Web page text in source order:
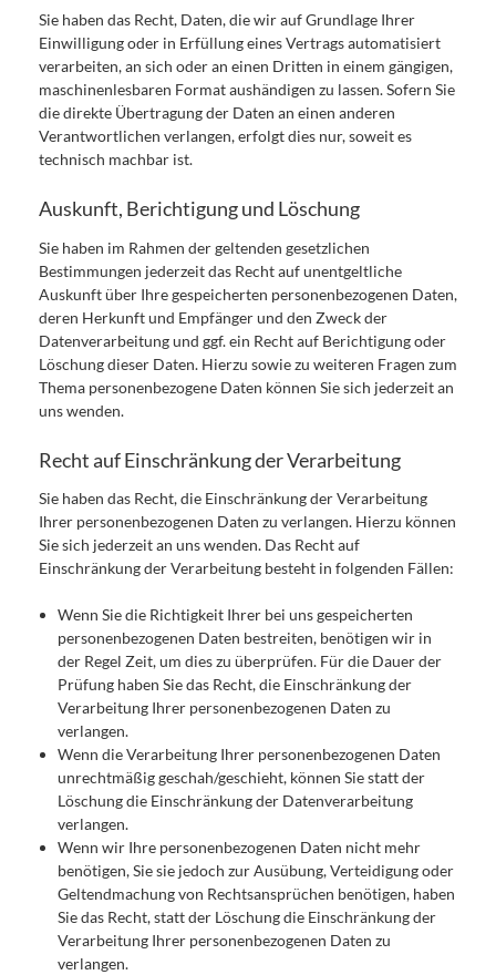
Sie haben das Recht, Daten, die wir auf Grundlage Ihrer
Einwilligung oder in Erfüllung eines Vertrags automatisiert
verarbeiten, an sich oder an einen Dritten in einem gängigen,
maschinenlesbaren Format aushändigen zu lassen. Sofern Sie
die direkte Übertragung der Daten an einen anderen
Verantwortlichen verlangen, erfolgt dies nur, soweit es
technisch machbar ist.
Auskunft, Berichtigung und Löschung
Sie haben im Rahmen der geltenden gesetzlichen
Bestimmungen jederzeit das Recht auf unentgeltliche
Auskunft über Ihre gespeicherten personenbezogenen Daten,
deren Herkunft und Empfänger und den Zweck der
Datenverarbeitung und ggf. ein Recht auf Berichtigung oder
Löschung dieser Daten. Hierzu sowie zu weiteren Fragen zum
Thema personenbezogene Daten können Sie sich jederzeit an
uns wenden.
Recht auf Einschränkung der Verarbeitung
Sie haben das Recht, die Einschränkung der Verarbeitung
Ihrer personenbezogenen Daten zu verlangen. Hierzu können
Sie sich jederzeit an uns wenden. Das Recht auf
Einschränkung der Verarbeitung besteht in folgenden Fällen:
Wenn Sie die Richtigkeit Ihrer bei uns gespeicherten
personenbezogenen Daten bestreiten, benötigen wir in
der Regel Zeit, um dies zu überprüfen. Für die Dauer der
Prüfung haben Sie das Recht, die Einschränkung der
Verarbeitung Ihrer personenbezogenen Daten zu
verlangen.
Wenn die Verarbeitung Ihrer personenbezogenen Daten
unrechtmäßig geschah/geschieht, können Sie statt der
Löschung die Einschränkung der Datenverarbeitung
verlangen.
Wenn wir Ihre personenbezogenen Daten nicht mehr
benötigen, Sie sie jedoch zur Ausübung, Verteidigung oder
Geltendmachung von Rechtsansprüchen benötigen, haben
Sie das Recht, statt der Löschung die Einschränkung der
Verarbeitung Ihrer personenbezogenen Daten zu
verlangen.